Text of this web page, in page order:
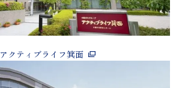
アクティブライフ箕面